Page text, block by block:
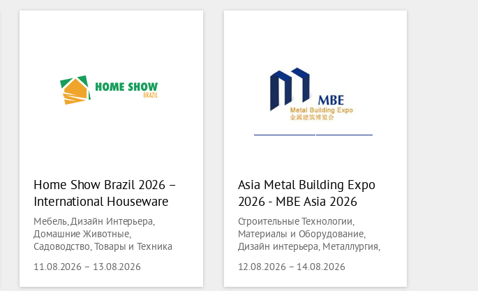
Home Show Brazil 2026 –
International Houseware
and Gift Fair
Мебель, Дизайн Интерьера,
Домашние Животные,
Садоводство, Товары и Техника
11.08.2026 – 13.08.2026
Asia Metal Building Expo
2026 - MBE Asia 2026
Строительные Технологии,
Материалы и Оборудование,
Дизайн интерьера, Металлургия,
Цветная Металлургия,
Металлобработка, Сварка
12.08.2026 – 14.08.2026